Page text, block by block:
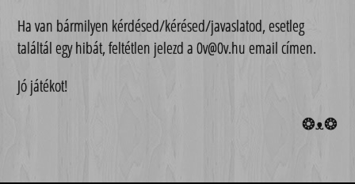
Ha van bármilyen kérdésed/kérésed/javaslatod, esetleg
találtál egy hibát, feltétlen jelezd a0v@0v.huemail címen.
Jó játékot!
❂ᴥ❂